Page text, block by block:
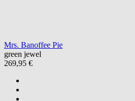
Mrs. Banoffee Pie
green jewel
269,95 €